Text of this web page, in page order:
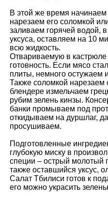
В этой же время начинаем
нарезаем его соломкой
заливаем горячей водой,
уксуса, оставляем на 10
всю жидкость.
Отвариваемую в
готовность. Если мясо
плиты, немного остужаем
Также соломкой нарезаем
блендере измельчаем
рубим зелень кинзы.
банки промываем под
откидываем на дуршлаг,
просушиваем.
Подготовленные
глубокую миску в
специи – острый молотый
также оставшийся уксус,
Салат Тбилиси готов к
его можно украсить